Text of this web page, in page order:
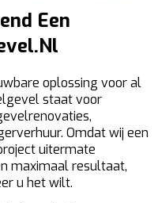
Een
oplossing voor al
staat voor
Omdat wij een
uitermate
maximaal resultaat,
u het wilt.